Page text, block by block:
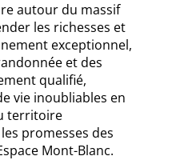
autour du massif
les richesses et
exceptionnel,
et des
qualifié,
vie inoubliables en
territoire
promesses des
Mont-Blanc.